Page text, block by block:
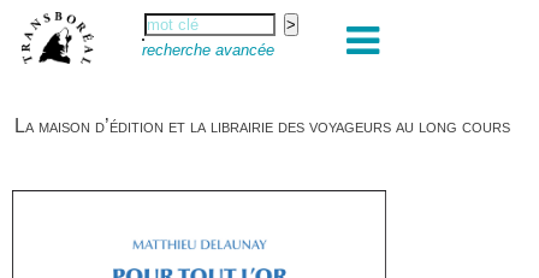
recherche avancée
La maison d’édition et la librairie des voyageurs au long cours